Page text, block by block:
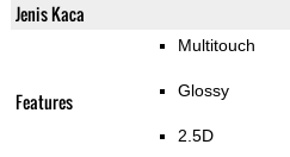
Jenis Kaca
Features
Multitouch
Glossy
2.5D